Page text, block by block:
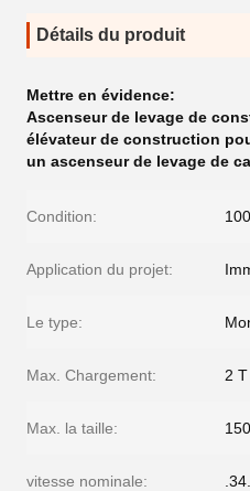
Détails du produit
Mettre en évidence:
Ascenseur de levage de
élévateur de construction
un ascenseur de levage de
Condition:
Application du projet:
Le type:
Max. Chargement: 2 T
Max. la taille:
vitesse nominale: